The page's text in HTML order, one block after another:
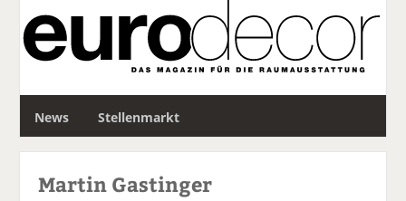
News Stellenmarkt
c
Martin Gastinger